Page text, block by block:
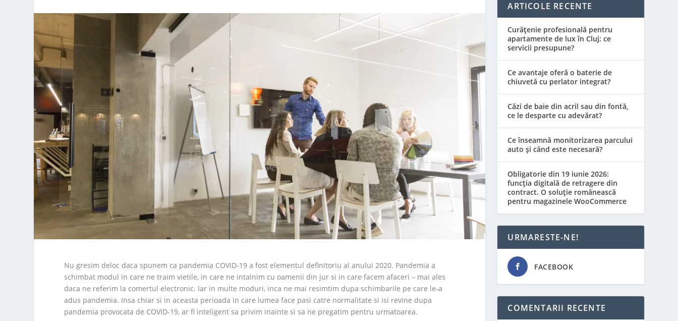
Nu gresim deloc daca spunem ca pandemia COVID-19 a fost elementul definitoriu al anului 2020. Pandemia a
schimbat modul in care ne traim vietile, in care ne intalnim cu oamenii din jur si in care facem afaceri – mai ales
daca ne referim la comertul electronic. Iar in multe moduri, inca ne mai resimtim dupa schimbarile pe care le-a
adus pandemia. Insa chiar si in aceasta perioada in care lumea face pasi catre normalitate si isi revine dupa
pandemia provocata de COVID-19, ar fi inteligent sa privim inainte si sa ne pregatim pentru urmatoarea.
ARTICOLE RECENTE
Curățenie profesională pentru
apartamente de lux în Cluj: ce
servicii presupune?
Ce avantaje oferă o baterie de
chiuvetă cu perlator integrat?
Căzi de baie din acril sau din fontă,
ce le desparte cu adevărat?
Ce înseamnă monitorizarea parcului
auto și când este necesară?
Obligatorie din 19 iunie 2026:
funcția digitală de retragere din
contract. O soluție românească
pentru magazinele WooCommerce
URMARESTE-NE!
FACEBOOK
COMENTARII RECENTE